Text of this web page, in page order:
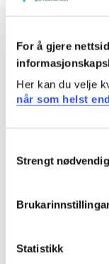
For å gjere
Her kan du velje
når som helst
Selection
Strengt
Statistikk
Natur, helse
Semester: 1
STM1-D
Språk, tekst
D
Den